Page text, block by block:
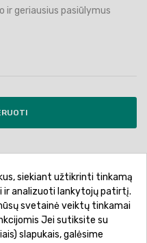
ir geriausius pasiūlymus
Privatumo politika
Prekių pristatymas
Atsiskaitymo būdai
siekiant užtikrinti tinkamą
ir analizuoti lankytojų patirtį.
svetainė veiktų tinkamai
Jei sutiksite su
slapukais, galėsime